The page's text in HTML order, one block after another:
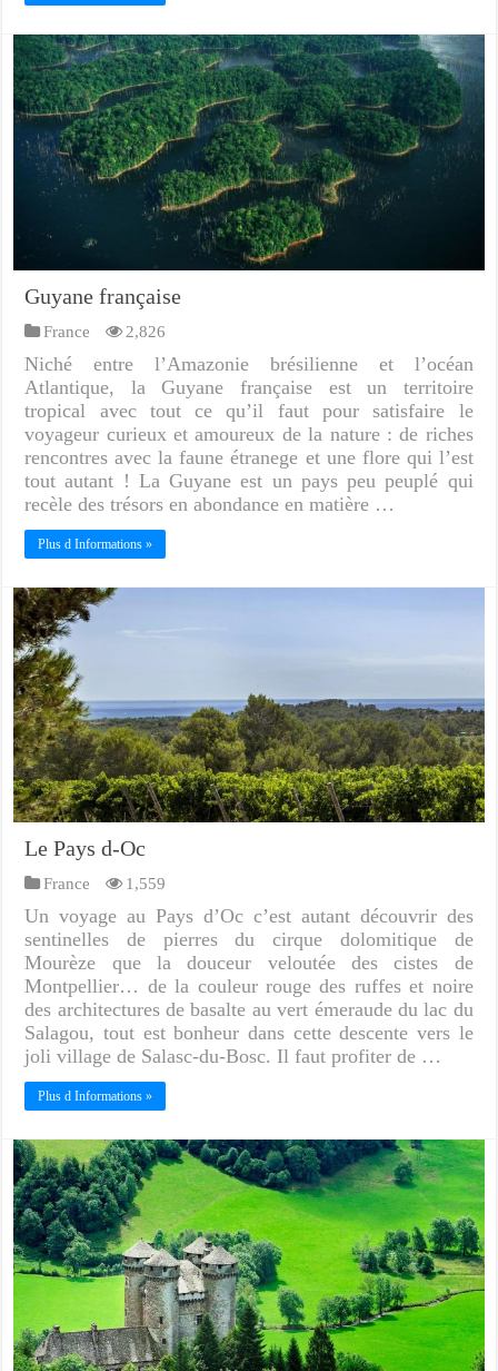
Guyane française
France 2,826
Niché entre l’Amazonie brésilienne et l’océan
Atlantique, la Guyane française est un territoire
tropical avec tout ce qu’il faut pour satisfaire le
voyageur curieux et amoureux de la nature : de riches
rencontres avec la faune étranege et une flore qui l’est
tout autant ! La Guyane est un pays peu peuplé qui
recèle des trésors en abondance en matière …
Plus d Informations »
Le Pays d-Oc
France 1,559
Un voyage au Pays d’Oc c’est autant découvrir des
sentinelles de pierres du cirque dolomitique de
Mourèze que la douceur veloutée des cistes de
Montpellier… de la couleur rouge des ruffes et noire
des architectures de basalte au vert émeraude du lac du
Salagou, tout est bonheur dans cette descente vers le
joli village de Salasc-du-Bosc. Il faut profiter de …
Plus d Informations »